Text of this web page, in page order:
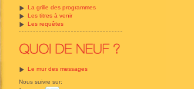
La grille des programmes
Les titres à venir
Les requêtes
Le mur des messages
Nous suivre sur: